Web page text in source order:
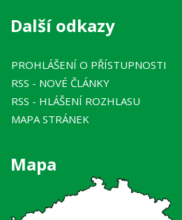
Další odkazy
PROHLÁŠENÍ O PŘÍSTUPNOSTI
RSS - NOVÉ ČLÁNKY
RSS - HLÁŠENÍ ROZHLASU
MAPA STRÁNEK
Mapa